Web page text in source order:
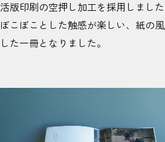
活版印刷の空押し加工を採用しました
ぼこぼことした触感が楽しい、紙の
した一冊となりました。